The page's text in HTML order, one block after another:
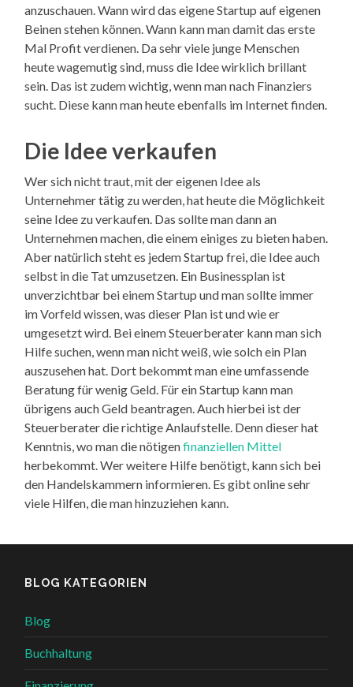
anzuschauen. Wann wird das eigene Startup auf eigenen
Beinen stehen können. Wann kann man damit das erste
Mal Profit verdienen. Da sehr viele junge Menschen
heute wagemutig sind, muss die Idee wirklich brillant
sein. Das ist zudem wichtig, wenn man nach Finanziers
sucht. Diese kann man heute ebenfalls im Internet finden.
Die Idee verkaufen
Wer sich nicht traut, mit der eigenen Idee als
Unternehmer tätig zu werden, hat heute die Möglichkeit
seine Idee zu verkaufen. Das sollte man dann an
Unternehmen machen, die einem einiges zu bieten haben.
Aber natürlich steht es jedem Startup frei, die Idee auch
selbst in die Tat umzusetzen. Ein Businessplan ist
unverzichtbar bei einem Startup und man sollte immer
im Vorfeld wissen, was dieser Plan ist und wie er
umgesetzt wird. Bei einem Steuerberater kann man sich
Hilfe suchen, wenn man nicht weiß, wie solch ein Plan
auszusehen hat. Dort bekommt man eine umfassende
Beratung für wenig Geld. Für ein Startup kann man
übrigens auch Geld beantragen. Auch hierbei ist der
Steuerberater die richtige Anlaufstelle. Denn dieser hat
Kenntnis, wo man die nötigenfinanziellen Mittel
herbekommt. Wer weitere Hilfe benötigt, kann sich bei
den Handelskammern informieren. Es gibt online sehr
viele Hilfen, die man hinzuziehen kann.
BLOG KATEGORIEN
Blog
Buchhaltung